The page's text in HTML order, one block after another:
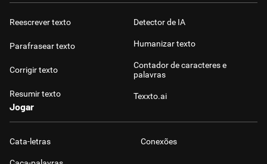
Reescrever texto
Parafrasear texto
Corrigir texto
Resumir texto
Detector de IA
Humanizar texto
Contador de caracteres e
palavras
Texxto.ai
Jogar
Cata-letras Conexões